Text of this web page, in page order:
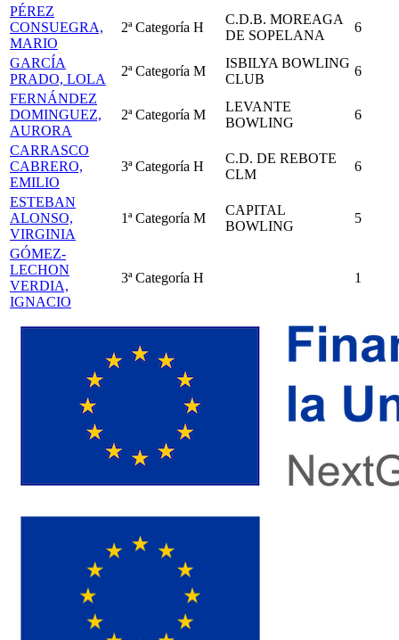
PÉREZ
CONSUEGRA,
MARIO
2ª Categoría H
C.D.B. MOREAGA
DE SOPELANA
6
GARCÍA
PRADO, LOLA
2ª Categoría M
ISBILYA BOWLING
CLUB
6
FERNÁNDEZ
DOMINGUEZ,
AURORA
2ª Categoría M
LEVANTE
BOWLING
6
CARRASCO
CABRERO,
EMILIO
3ª Categoría H
C.D. DE REBOTE
CLM
6
ESTEBAN
ALONSO,
VIRGINIA
1ª Categoría M
CAPITAL
BOWLING
5
GÓMEZ-
LECHON
VERDIA,
IGNACIO
3ª Categoría H 1